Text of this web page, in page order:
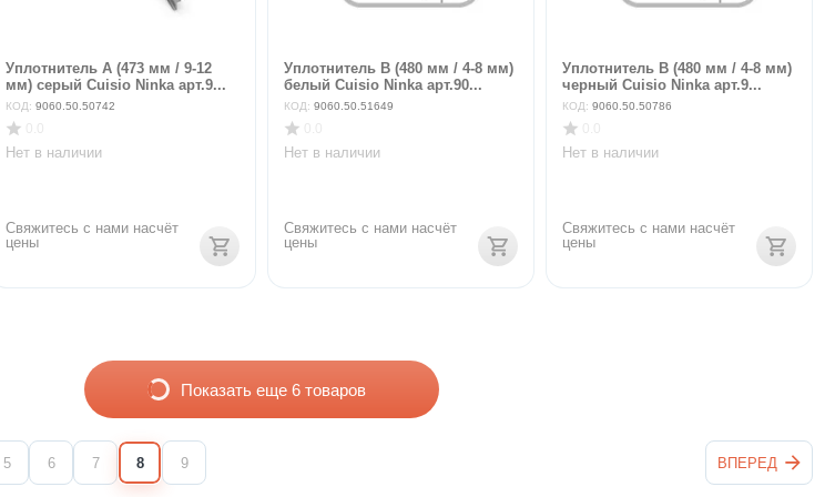
Уплотнитель А (473 мм / 9-12
мм) серый Cuisio Ninka арт.9...
КОД: 9060.50.50742
Нет в наличии
Свяжитесь с нами насчёт
цены
Уплотнитель В (480 мм / 4-8 мм)
белый Cuisio Ninka арт.90...
КОД: 9060.50.51649
Нет в наличии
Свяжитесь с нами насчёт
цены
Уплотнитель В (480 мм / 4-8 мм)
черный Cuisio Ninka арт.9...
КОД: 9060.50.50786
Нет в наличии
Свяжитесь с нами насчёт
цены
Показать еще 6 товаров
5 6 7 8 9 ВПЕРЕД